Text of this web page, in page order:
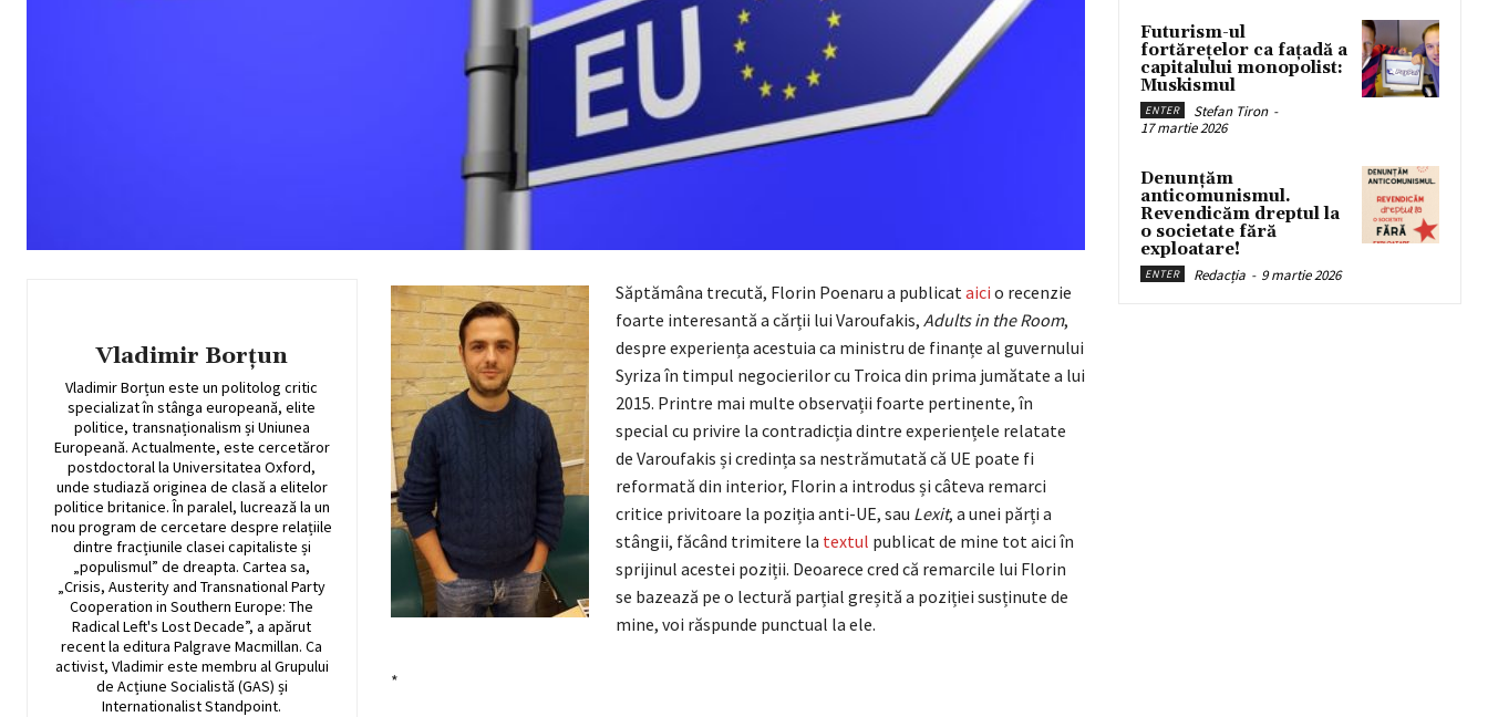
Vladimir Borțun
Vladimir Borțun este un politolog critic
specializat în stânga europeană, elite
politice, transnaționalism și Uniunea
Europeană. Actualmente, este cercetăror
postdoctoral la Universitatea Oxford,
unde studiază originea de clasă a elitelor
politice britanice. În paralel, lucrează la un
nou program de cercetare despre relațiile
dintre fracțiunile clasei capitaliste și
„populismul” de dreapta. Cartea sa,
„Crisis, Austerity and Transnational Party
Cooperation in Southern Europe: The
Radical Left's Lost Decade”, a apărut
recent la editura Palgrave Macmillan. Ca
activist, Vladimir este membru al Grupului
de Acțiune Socialistă (GAS) și
Internationalist Standpoint.
Săptămâna trecută, Florin Poenaru a publicat aici o recenzie
foarte interesantă a cărții lui Varoufakis, Adults in the Room,
despre experiența acestuia ca ministru de finanțe al guvernului
Syriza în timpul negocierilor cu Troica din prima jumătate a lui
2015. Printre mai multe observații foarte pertinente, în
special cu privire la contradicția dintre experiențele relatate
de Varoufakis și credința sa nestrămutată că UE poate fi
reformată din interior, Florin a introdus și câteva remarci
critice privitoare la poziția anti-UE, sau Lexit, a unei părți a
stângii, făcând trimitere la textul publicat de mine tot aici în
sprijinul acestei poziții. Deoarece cred că remarcile lui Florin
se bazează pe o lectură parțial greșită a poziției susținute de
mine, voi răspunde punctual la ele.
*
Futurism-ul
fortărețelor ca fațadă a
capitalului monopolist:
Muskismul
ENTER Stefan Tiron -
17 martie 2026
Denunțăm
anticomunismul.
Revendicăm dreptul la
o societate fără
exploatare!
ENTER Redacția - 9 martie 2026